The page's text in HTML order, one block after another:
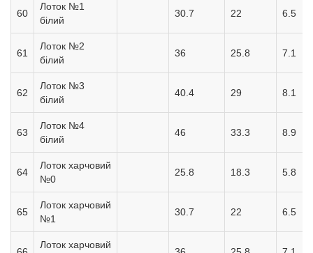
60
Лоток №1
білий
30.7 22 6.5
61
Лоток №2
білий
36 25.8 7.1
62
Лоток №3
білий
40.4 29 8.1
63
Лоток №4
білий
46 33.3 8.9
64
Лоток харчовий
№0
25.8 18.3 5.8
65
Лоток харчовий
№1
30.7 22 6.5
Лоток харчовий